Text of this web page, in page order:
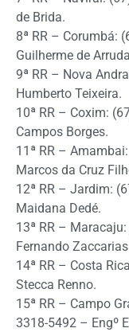
de Brida.
8ª RR – Corumbá:
Guilherme de
9ª RR – Nova
Humberto Teixeira.
10ª RR – Coxim:
Campos Borges.
11ª RR –
Marcos da Cruz
12ª RR – Jardim:
Maidana Dedé.
13ª RR –
Fernando
14ª RR – Costa
Stecca Renno.
15ª RR – Campo
3318-5492 – Engº